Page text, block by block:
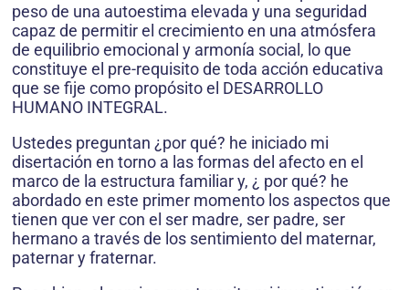
peso de una autoestima elevada y una seguridad
capaz de permitir el crecimiento en una atmósfera
de equilibrio emocional y armonía social, lo que
constituye el pre-requisito de toda acción educativa
que se fije como propósito el DESARROLLO
HUMANO INTEGRAL.
Ustedes preguntan ¿por qué? he iniciado mi
disertación en torno a las formas del afecto en el
marco de la estructura familiar y, ¿ por qué? he
abordado en este primer momento los aspectos que
tienen que ver con el ser madre, ser padre, ser
hermano a través de los sentimiento del maternar,
paternar y fraternar.